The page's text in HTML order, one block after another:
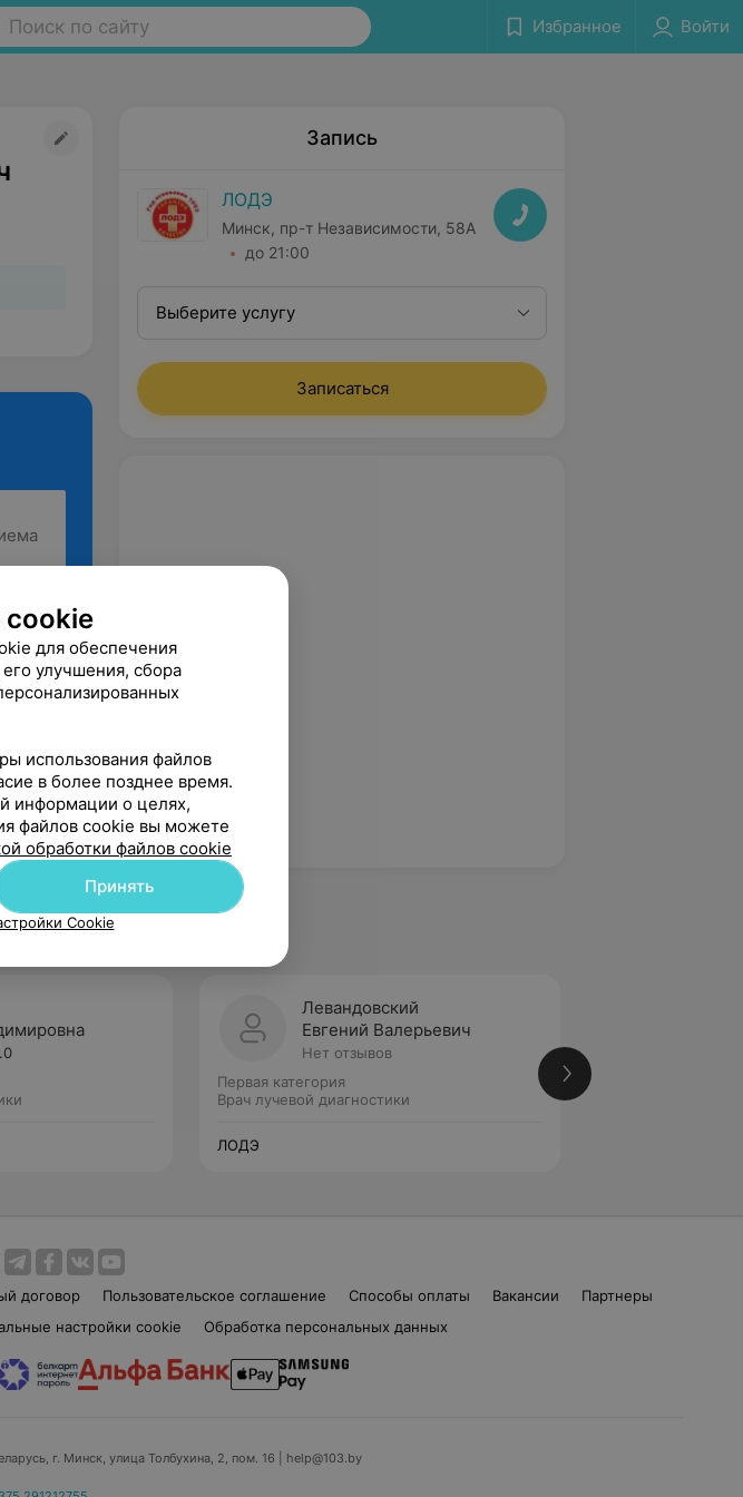
Поиск по сайту Избранное Войти
Запись
ЛОДЭ
Минск, пр-т Независимости, 58А
до 21:00
Выберите услугу
Записаться
Левандовский
Евгений Валерьевич
Нет отзывов
Первая категория
Врач лучевой диагностики
ЛОДЭ
договор Пользовательское соглашение Способы оплаты Вакансии
Партнеры
настройки cookie Обработка персональных данных
г. Минск, улица Толбухина, 2, пом. 16 | help@103.by
cookie
для обеспечения
его улучшения, сбора
использования файлов
в более позднее время.
информации о целях,
файлов cookie вы можете
обработки файлов cookie
Принять
Cookie